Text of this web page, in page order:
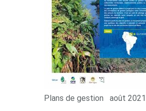
Plans de gestion août 2021